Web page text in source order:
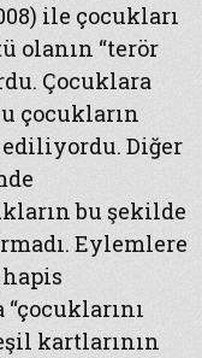
ile çocukları
olanın “terör
Çocuklara
çocukların
ediliyordu. Diğer
bu şekilde
Eylemlere
kartlarının